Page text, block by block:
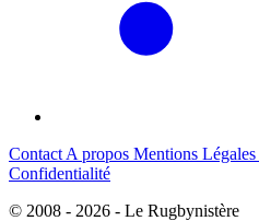
Contact A propos Mentions Légales
Confidentialité
© 2008 - 2026 - Le Rugbynistère